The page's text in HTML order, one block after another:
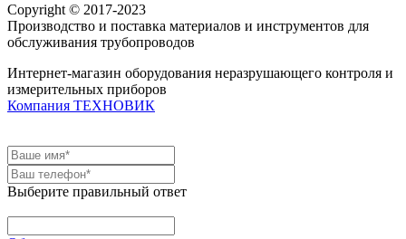
Copyright © 2017-2023
Производство и поставка материалов и инструментов для
обслуживания трубопроводов
Интернет-магазин оборудования неразрушающего контроля и
измерительных приборов
Компания ТЕХНОВИК
Выберите правильный ответ